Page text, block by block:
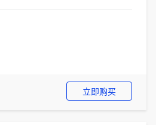
立即购买